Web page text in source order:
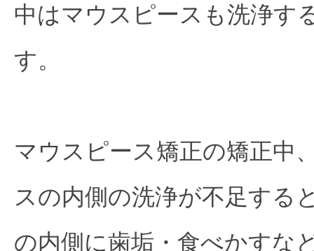
中はマウスピースも洗浄す
す。
マウスピース矯正の矯正中
スの内側の洗浄が不足する
の内側に歯垢・食べかすな